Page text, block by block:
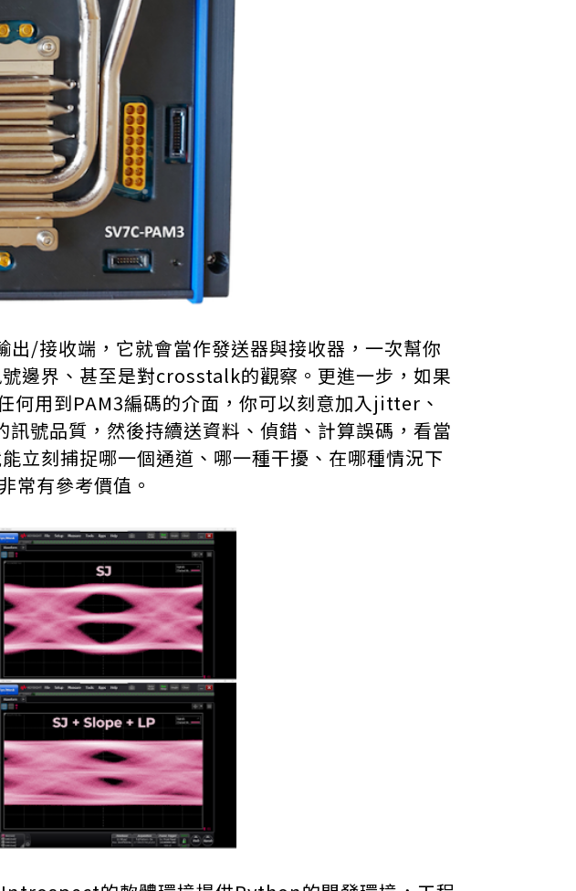
/接收端，它就會當作發送器與接收器，一次幫你
邊界、甚至是對crosstalk的觀察。更進一步，如果
用到PAM3編碼的介面，你可以刻意加入jitter、
號品質，然後持續送資料、偵錯、計算誤碼，看當
立刻捕捉哪一個通道、哪一種干擾、在哪種情況下
常有參考價值。